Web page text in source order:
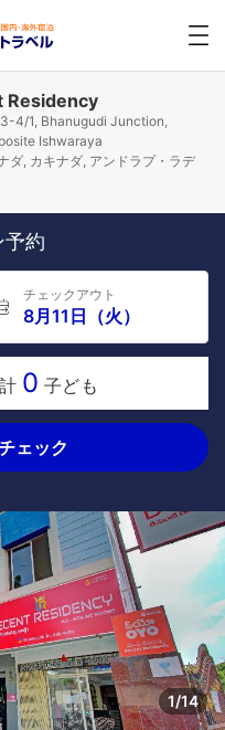
Residency
4/1, Bhanugudi Junction,
Ishwaraya
ダ, カキナダ, アンドラプ・ラデ
予約
チェックアウト
8月11日（火）
0 子ども
ェック
1/14